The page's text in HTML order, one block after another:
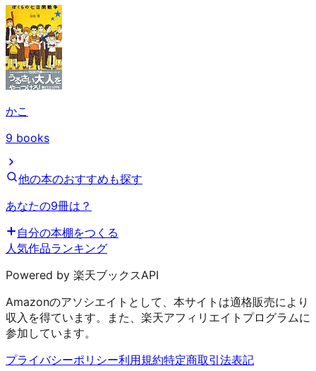
かこ
9 books
他の本のおすすめも探す
あなたの9冊は？
自分の本棚をつくる
人気作品ランキング
Powered by 楽天ブックスAPI
Amazonのアソシエイトとして、本サイトは適格販売により
収入を得ています。また、楽天アフィリエイトプログラムに
参加しています。
プライバシーポリシー利用規約特定商取引法表記